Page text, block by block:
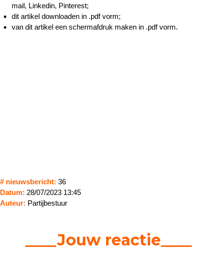
mail, Linkedin, Pinterest;
dit artikel downloaden in .pdf vorm;
van dit artikel een schermafdruk maken in .pdf vorm.
# nieuwsbericht: 36
Datum: 28/07/2023 13:45
Auteur: Partijbestuur
____Jouw reactie____